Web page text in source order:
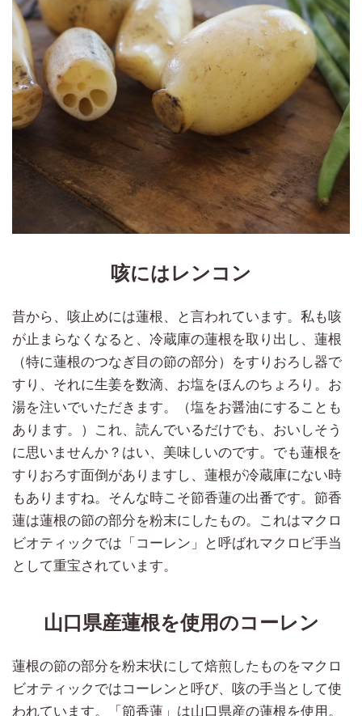
咳にはレンコン
昔から、咳止めには蓮根、と言われています。私も咳
が止まらなくなると、冷蔵庫の蓮根を取り出し、蓮根
（特に蓮根のつなぎ目の節の部分）をすりおろし器で
すり、それに生姜を数滴、お塩をほんのちょろり。お
湯を注いでいただきます。（塩をお醤油にすることも
あります。）これ、読んでいるだけでも、おいしそう
に思いませんか？はい、美味しいのです。でも蓮根を
すりおろす面倒がありますし、蓮根が冷蔵庫にない時
もありますね。そんな時こそ節香蓮の出番です。節香
蓮は蓮根の節の部分を粉末にしたもの。これはマクロ
ビオティックでは「コーレン」と呼ばれマクロビ手当
として重宝されています。
山口県産蓮根を使用のコーレン
蓮根の節の部分を粉末状にして焙煎したものをマクロ
ビオティックではコーレンと呼び、咳の手当として使
われています。「節香蓮」は山口県産の蓮根を使用。